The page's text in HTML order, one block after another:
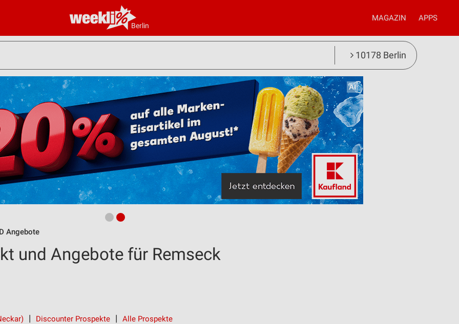
Berlin
MAGAZIN APPS
10178 Berlin
Angebote
und Angebote für Remseck
Discounter Prospekte Alle Prospekte